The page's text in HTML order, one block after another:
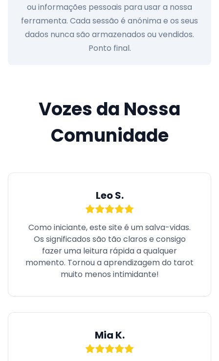
ou informações pessoais para usar a nossa
ferramenta. Cada sessão é anónima e os seus
dados nunca são armazenados ou vendidos.
Ponto final.
Vozes da Nossa
Comunidade
Leo S.
Como iniciante, este site é um salva-vidas.
Os significados são tão claros e consigo
fazer uma leitura rápida a qualquer
momento. Tornou a aprendizagem do tarot
muito menos intimidante!
Mia K.